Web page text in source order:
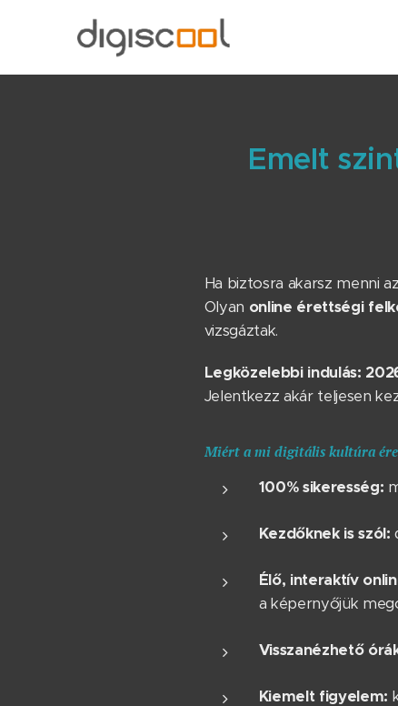
Emelt
Ha biztosra akarsz menni az
Olyan online érettségi
vizsgáztak.
Legközelebbi indulás:
Jelentkezz akár teljesen
Miért a mi digitális kultúra
100% sikeresség:
Kezdőknek is szól:
Élő, interaktív
a képernyőjük
Visszanézhető
Kiemelt figyelem: